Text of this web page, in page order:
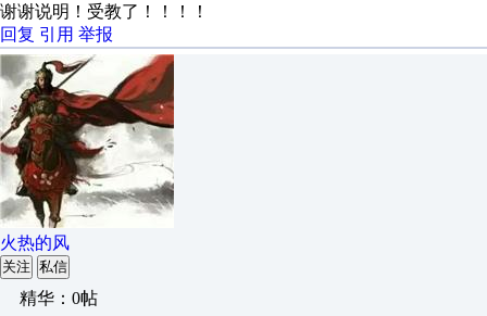
谢谢说明！受教了！！！！
回复 引用 举报
火热的风
关注 私信
精华：0帖